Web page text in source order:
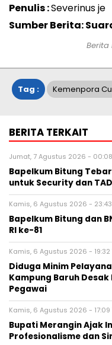
Penulis :Severinus je
Sumber Berita:
Berita
Tag : Kemenpora
BERITA TERKAIT
Jumat, 7 Agustus 2026 - 00:08
Bapelkum Bitung
untuk Security dan
Kamis, 6 Agustus 2026 - 23:43
Bapelkum Bitung dan
RI ke-81
Kamis, 6 Agustus 2026 - 19:32
Diduga Minim
Kampung Baruh
Pegawai
Kamis, 6 Agustus 2026 - 17:09
Bupati Merangin Ajak
Profesionalisme dan